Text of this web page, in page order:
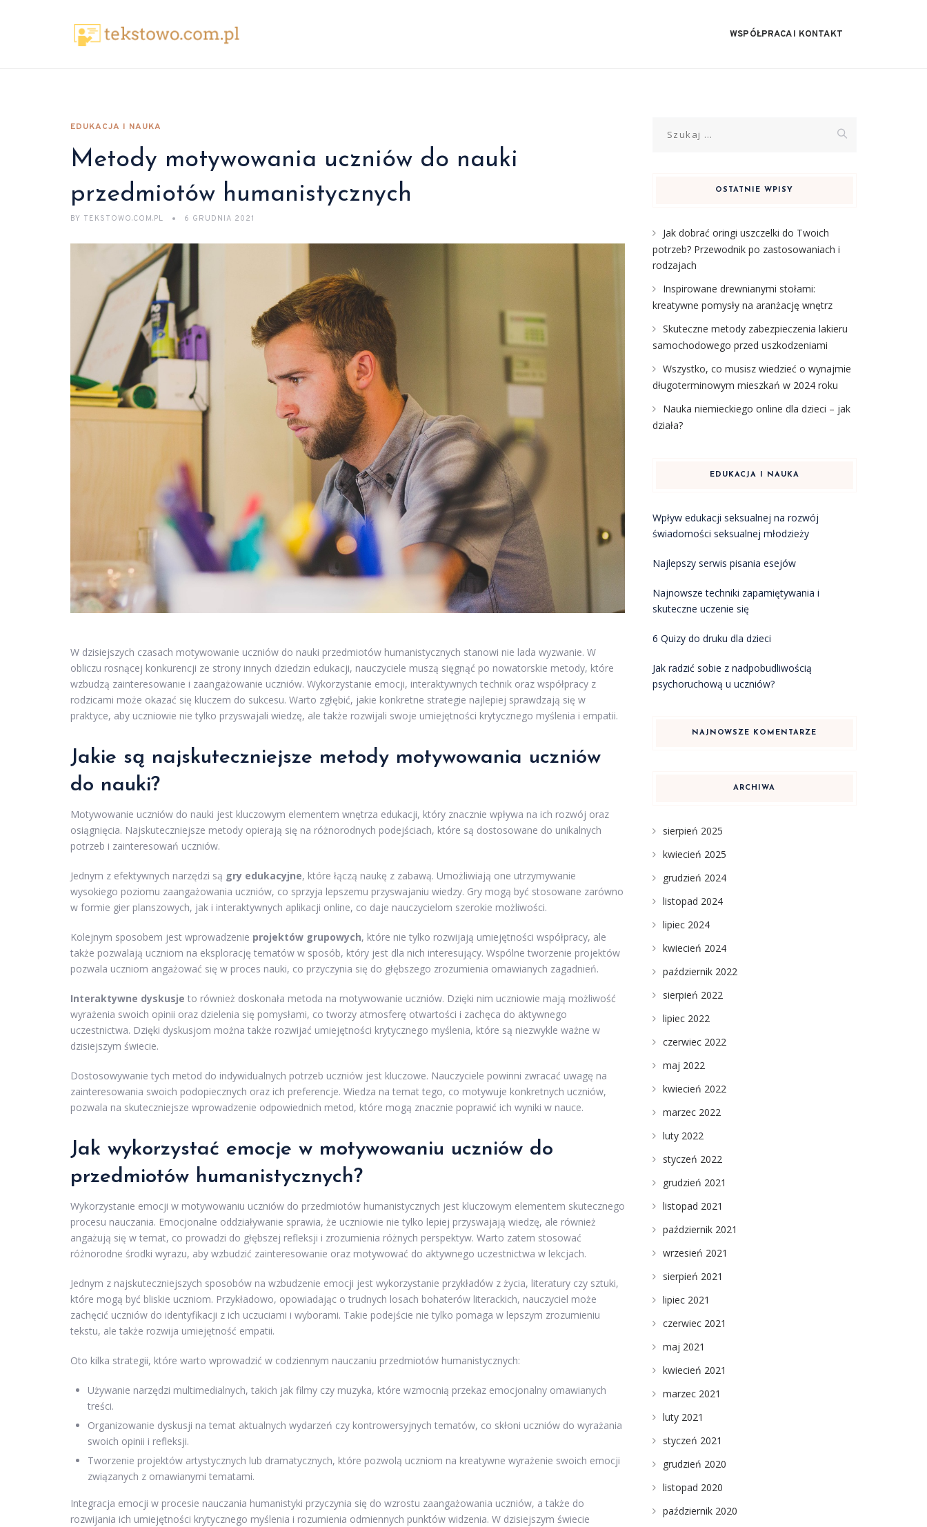
WSPÓŁPRACA I KONTAKT
EDUKACJA I NAUKA
Metody motywowania uczniów do nauki
przedmiotów humanistycznych
BY TEKSTOWO.COM.PL 6 GRUDNIA 2021
W dzisiejszych czasach motywowanie uczniów do nauki przedmiotów humanistycznych stanowi nie lada wyzwanie. W
obliczu rosnącej konkurencji ze strony innych dziedzin edukacji, nauczyciele muszą sięgnąć po nowatorskie metody, które
wzbudzą zainteresowanie i zaangażowanie uczniów. Wykorzystanie emocji, interaktywnych technik oraz współpracy z
rodzicami może okazać się kluczem do sukcesu. Warto zgłębić, jakie konkretne strategie najlepiej sprawdzają się w
praktyce, aby uczniowie nie tylko przyswajali wiedzę, ale także rozwijali swoje umiejętności krytycznego myślenia i empatii.
Jakie są najskuteczniejsze metody motywowania uczniów
do nauki?
Motywowanie uczniów do nauki jest kluczowym elementem wnętrza edukacji, który znacznie wpływa na ich rozwój oraz
osiągnięcia. Najskuteczniejsze metody opierają się na różnorodnych podejściach, które są dostosowane do unikalnych
potrzeb i zainteresowań uczniów.
Jednym z efektywnych narzędzi są gry edukacyjne, które łączą naukę z zabawą. Umożliwiają one utrzymywanie
wysokiego poziomu zaangażowania uczniów, co sprzyja lepszemu przyswajaniu wiedzy. Gry mogą być stosowane zarówno
w formie gier planszowych, jak i interaktywnych aplikacji online, co daje nauczycielom szerokie możliwości.
Kolejnym sposobem jest wprowadzenie projektów grupowych, które nie tylko rozwijają umiejętności współpracy, ale
także pozwalają uczniom na eksplorację tematów w sposób, który jest dla nich interesujący. Wspólne tworzenie projektów
pozwala uczniom angażować się w proces nauki, co przyczynia się do głębszego zrozumienia omawianych zagadnień.
Interaktywne dyskusje to również doskonała metoda na motywowanie uczniów. Dzięki nim uczniowie mają możliwość
wyrażenia swoich opinii oraz dzielenia się pomysłami, co tworzy atmosferę otwartości i zachęca do aktywnego
uczestnictwa. Dzięki dyskusjom można także rozwijać umiejętności krytycznego myślenia, które są niezwykle ważne w
dzisiejszym świecie.
Dostosowywanie tych metod do indywidualnych potrzeb uczniów jest kluczowe. Nauczyciele powinni zwracać uwagę na
zainteresowania swoich podopiecznych oraz ich preferencje. Wiedza na temat tego, co motywuje konkretnych uczniów,
pozwala na skuteczniejsze wprowadzenie odpowiednich metod, które mogą znacznie poprawić ich wyniki w nauce.
Jak wykorzystać emocje w motywowaniu uczniów do
przedmiotów humanistycznych?
Wykorzystanie emocji w motywowaniu uczniów do przedmiotów humanistycznych jest kluczowym elementem skutecznego
procesu nauczania. Emocjonalne oddziaływanie sprawia, że uczniowie nie tylko lepiej przyswajają wiedzę, ale również
angażują się w temat, co prowadzi do głębszej refleksji i zrozumienia różnych perspektyw. Warto zatem stosować
różnorodne środki wyrazu, aby wzbudzić zainteresowanie oraz motywować do aktywnego uczestnictwa w lekcjach.
Jednym z najskuteczniejszych sposobów na wzbudzenie emocji jest wykorzystanie przykładów z życia, literatury czy sztuki,
które mogą być bliskie uczniom. Przykładowo, opowiadając o trudnych losach bohaterów literackich, nauczyciel może
zachęcić uczniów do identyfikacji z ich uczuciami i wyborami. Takie podejście nie tylko pomaga w lepszym zrozumieniu
tekstu, ale także rozwija umiejętność empatii.
Oto kilka strategii, które warto wprowadzić w codziennym nauczaniu przedmiotów humanistycznych:
Używanie narzędzi multimedialnych, takich jak filmy czy muzyka, które wzmocnią przekaz emocjonalny omawianych
treści.
Organizowanie dyskusji na temat aktualnych wydarzeń czy kontrowersyjnych tematów, co skłoni uczniów do wyrażania
swoich opinii i refleksji.
Tworzenie projektów artystycznych lub dramatycznych, które pozwolą uczniom na kreatywne wyrażenie swoich emocji
związanych z omawianymi tematami.
Integracja emocji w procesie nauczania humanistyki przyczynia się do wzrostu zaangażowania uczniów, a także do
rozwijania ich umiejętności krytycznego myślenia i rozumienia odmiennych punktów widzenia. W dzisiejszym świecie
OSTATNIE WPISY
Jak dobrać oringi uszczelki do Twoich
potrzeb? Przewodnik po zastosowaniach i
rodzajach
Inspirowane drewnianymi stołami:
kreatywne pomysły na aranżację wnętrz
Skuteczne metody zabezpieczenia lakieru
samochodowego przed uszkodzeniami
Wszystko, co musisz wiedzieć o wynajmie
długoterminowym mieszkań w 2024 roku
Nauka niemieckiego online dla dzieci – jak
działa?
EDUKACJA I NAUKA
Wpływ edukacji seksualnej na rozwój
świadomości seksualnej młodzieży
Najlepszy serwis pisania esejów
Najnowsze techniki zapamiętywania i
skuteczne uczenie się
6 Quizy do druku dla dzieci
Jak radzić sobie z nadpobudliwością
psychoruchową u uczniów?
NAJNOWSZE KOMENTARZE
ARCHIWA
sierpień 2025
kwiecień 2025
grudzień 2024
listopad 2024
lipiec 2024
kwiecień 2024
październik 2022
sierpień 2022
lipiec 2022
czerwiec 2022
maj 2022
kwiecień 2022
marzec 2022
luty 2022
styczeń 2022
grudzień 2021
listopad 2021
październik 2021
wrzesień 2021
sierpień 2021
lipiec 2021
czerwiec 2021
maj 2021
kwiecień 2021
marzec 2021
luty 2021
styczeń 2021
grudzień 2020
listopad 2020
październik 2020